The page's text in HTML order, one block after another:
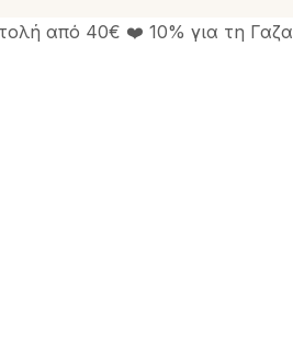
από 40€ ❤️ 10% για τη Γαζα